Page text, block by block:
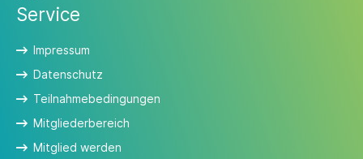
Service
Impressum
Datenschutz
Teilnahmebedingungen
Mitgliederbereich
Mitglied werden